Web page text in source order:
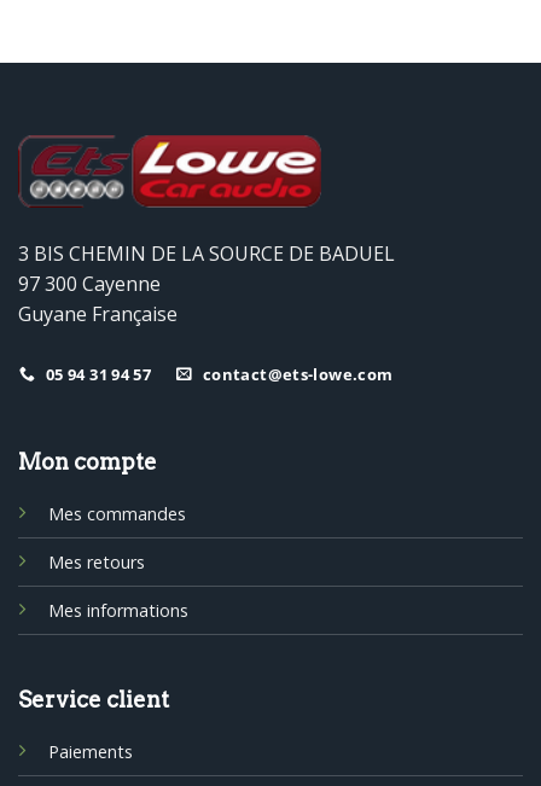
3 BIS CHEMIN DE LA SOURCE DE BADUEL
97 300 Cayenne
Guyane Française
05 94 31 94 57 contact@ets-lowe.com
Mon compte
Mes commandes
Mes retours
Mes informations
Service client
Paiements